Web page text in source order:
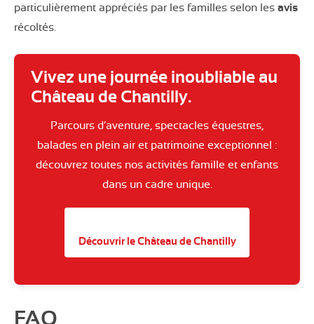
particulièrement appréciés par les familles selon les avis
récoltés.
Vivez une journée inoubliable au
Château de Chantilly.
Parcours d’aventure, spectacles équestres,
balades en plein air et patrimoine exceptionnel :
découvrez toutes nos activités famille et enfants
dans un cadre unique.
Découvrir le Château de Chantilly
FAQ